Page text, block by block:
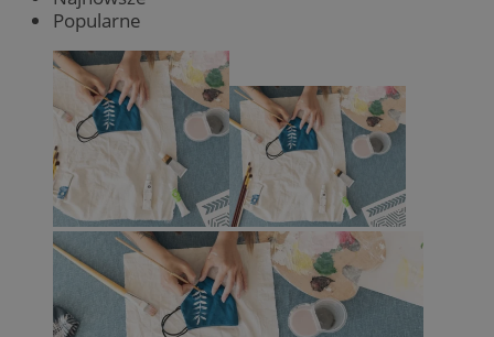
Popularne